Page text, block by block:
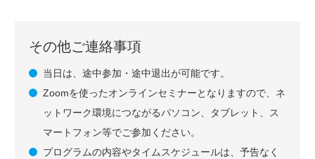
その他ご連絡事項
当日は、途中参加・途中退出が可能です。
Zoomを使ったオンラインセミナーとなりますので、ネ
ットワーク環境につながるパソコン、タブレット、ス
マートフォン等でご参加ください。
プログラムの内容やタイムスケジュールは、予告なく